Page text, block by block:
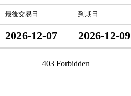
最後交易日 到期日
2026-12-07 2026-12-09